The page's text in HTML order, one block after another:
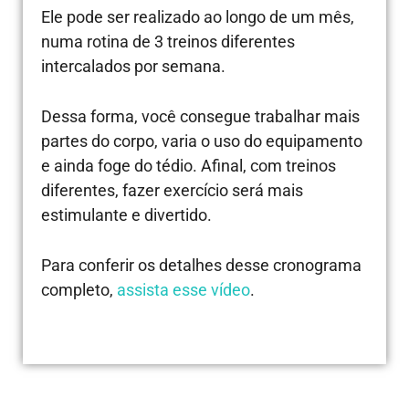
Ele pode ser realizado ao longo de um mês,
numa rotina de 3 treinos diferentes
intercalados por semana.
Dessa forma, você consegue trabalhar mais
partes do corpo, varia o uso do equipamento
e ainda foge do tédio. Afinal, com treinos
diferentes, fazer exercício será mais
estimulante e divertido.
Para conferir os detalhes desse cronograma
completo, assista esse vídeo.